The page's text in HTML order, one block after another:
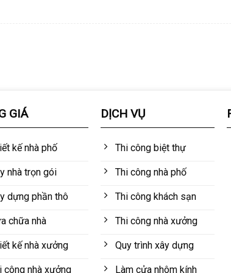
GIÁ
kế nhà phố
nhà trọn gói
dựng phần thô
chữa nhà
kế nhà xưởng
công nhà xưởng
DỊCH VỤ
Thi công biệt thự
Thi công nhà phố
Thi công khách sạn
Thi công nhà xưởng
Quy trình xây dựng
Làm cửa nhôm kính